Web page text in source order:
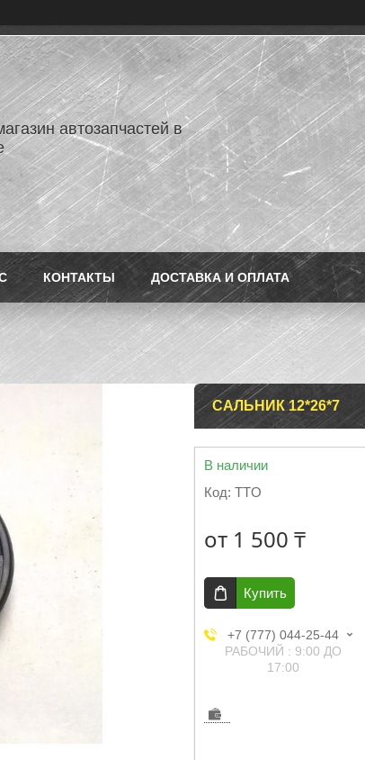
автозапчастей в
КОНТАКТЫ ДОСТАВКА И ОПЛАТА
САЛЬНИК 12*26*7
В наличии
Код: TTO
от 1 500 ₸
Купить
+7 (777) 044-25-44
РАБОЧИЙ : 9:00 ДО
17:00